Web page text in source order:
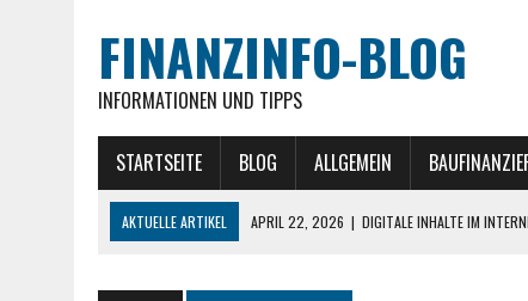
FINANZINFO-BLOG
INFORMATIONEN UND TIPPS
STARTSEITE BLOG ALLGEMEIN
AKTUELLE ARTIKEL APRIL 22, 2026 | DIGITALE INHALTE IM